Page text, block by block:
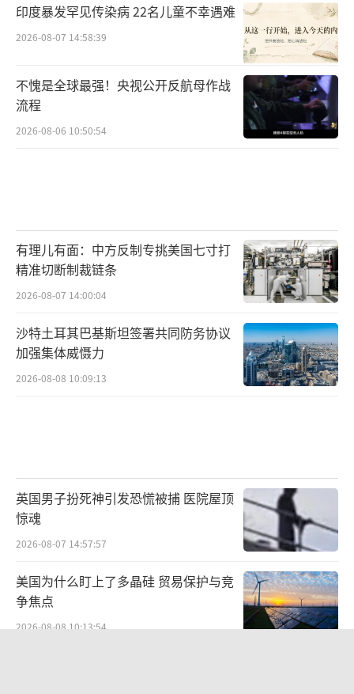
印度暴发罕见传染病 22名儿童不幸遇难
2026-08-07 14:58:39
不愧是全球最强！央视公开反航母作战
流程
2026-08-06 10:50:54
有理儿有面：中方反制专挑美国七寸打
精准切断制裁链条
2026-08-07 14:00:04
沙特土耳其巴基斯坦签署共同防务协议
加强集体威慑力
2026-08-08 10:09:13
英国男子扮死神引发恐慌被捕 医院屋顶
惊魂
2026-08-07 14:57:57
美国为什么盯上了多晶硅 贸易保护与竞
争焦点
2026-08-08 10:13:54